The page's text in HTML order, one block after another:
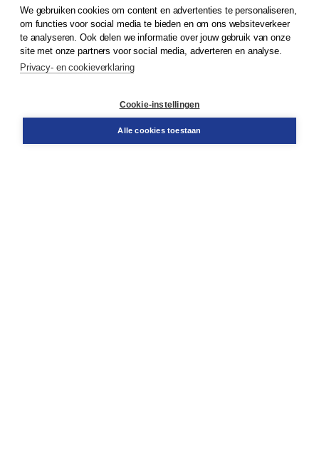
© 2026Koninklijke Boom uitgevers
Klantenservice
Service & informatie
Contact
We gebruiken cookies om content en advertenties te personaliseren,
om functies voor social media te bieden en om ons websiteverkeer
te analyseren. Ook delen we informatie over jouw gebruik van onze
site met onze partners voor social media, adverteren en analyse.
Privacy- en cookieverklaring
Cookie-instellingen
Alle cookies toestaan